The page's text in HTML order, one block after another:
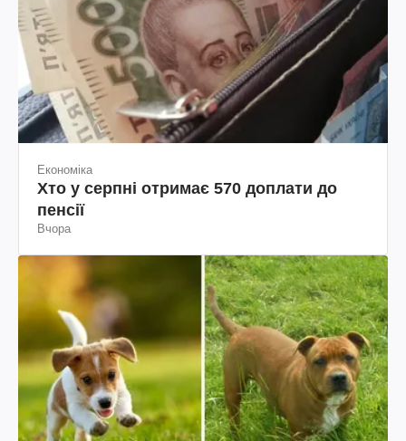
Економіка
Хто у серпні отримає 570 доплати до
пенсії
Вчора